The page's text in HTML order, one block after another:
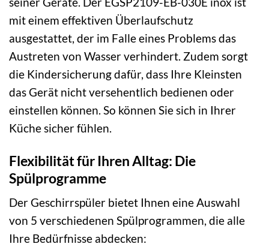
mit einem effektiven Überlaufschutz
ausgestattet, der im Falle eines Problems das
Austreten von Wasser verhindert. Zudem sorgt
die Kindersicherung dafür, dass Ihre Kleinsten
das Gerät nicht versehentlich bedienen oder
einstellen können. So können Sie sich in Ihrer
Küche sicher fühlen.
Flexibilität für Ihren Alltag: Die
Spülprogramme
Der Geschirrspüler bietet Ihnen eine Auswahl
von 5 verschiedenen Spülprogrammen, die alle
Ihre Bedürfnisse abdecken: